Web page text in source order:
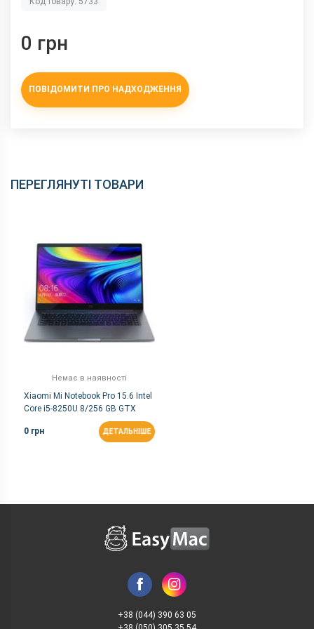
0 грн
ПОВІДОМИТИ ПРО НАДХОДЖЕННЯ
ПЕРЕГЛЯНУТІ ТОВАРИ
Немає в наявності
Xiaomi Mi Notebook Pro 15.6 Intel
Core i5-8250U 8/256 GB GTX
0 грн
ДЕТАЛЬНІШЕ
+38 (044) 390 63 05